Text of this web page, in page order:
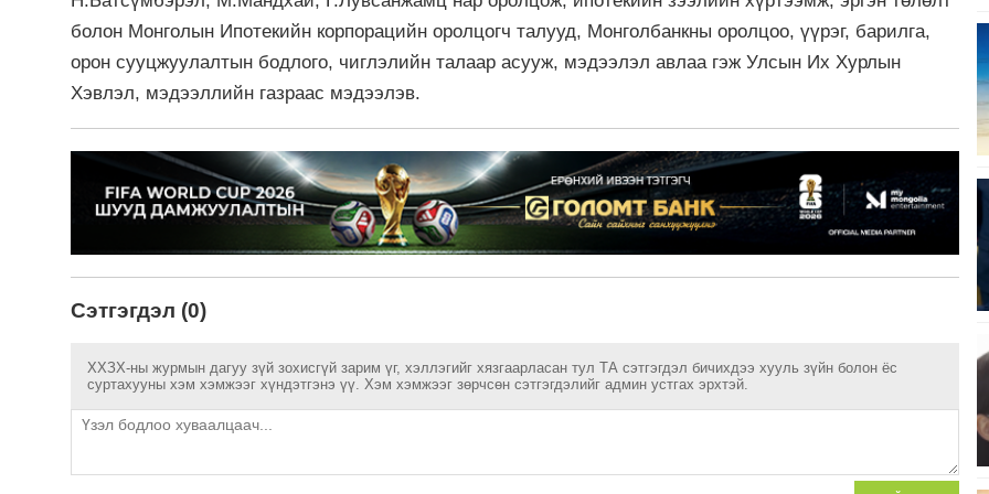
болон Монголын Ипотекийн корпорацийн оролцогч талууд, Монголбанкны оролцоо, үүрэг, барилга,
орон сууцжуулалтын бодлого, чиглэлийн талаар асууж, мэдээлэл авлаа гэж Улсын Их Хурлын
Хэвлэл, мэдээллийн газраас мэдээлэв.
Сэтгэгдэл (0)
ХХЗХ-ны журмын дагуу зүй зохисгүй зарим үг, хэллэгийг хязгаарласан тул ТА сэтгэгдэл бичихдээ хууль зүйн болон ёс
суртахууны хэм хэмжээг хүндэтгэнэ үү. Хэм хэмжээг зөрчсөн сэтгэгдэлийг админ устгах эрхтэй.